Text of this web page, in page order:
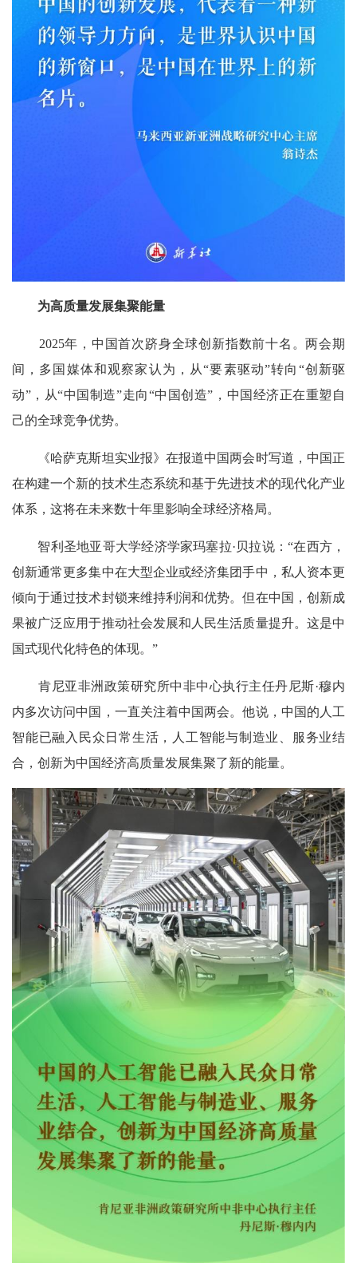
为高质量发展集聚能量
2025年，中国首次跻身全球创新指数前十名。两会期
间，多国媒体和观察家认为，从“要素驱动”转向“创新驱
动”，从“中国制造”走向“中国创造”，中国经济正在重塑自
己的全球竞争优势。
《哈萨克斯坦实业报》在报道中国两会时写道，中国正
在构建一个新的技术生态系统和基于先进技术的现代化产业
体系，这将在未来数十年里影响全球经济格局。
智利圣地亚哥大学经济学家玛塞拉·贝拉说：“在西方，
创新通常更多集中在大型企业或经济集团手中，私人资本更
倾向于通过技术封锁来维持利润和优势。但在中国，创新成
果被广泛应用于推动社会发展和人民生活质量提升。这是中
国式现代化特色的体现。”
肯尼亚非洲政策研究所中非中心执行主任丹尼斯·穆内
内多次访问中国，一直关注着中国两会。他说，中国的人工
智能已融入民众日常生活，人工智能与制造业、服务业结
合，创新为中国经济高质量发展集聚了新的能量。